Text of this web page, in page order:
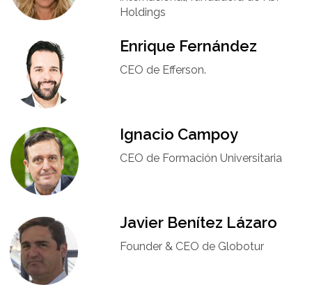
Holdings
Enrique Fernández
CEO de Efferson.
Ignacio Campoy​
CEO de Formación Universitaria​
Javier Benítez Lázaro
Founder & CEO de Globotur​